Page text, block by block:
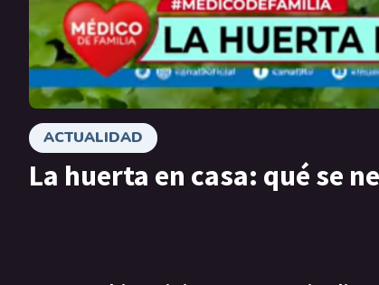
ACTUALIDAD
La huerta en casa: qué se